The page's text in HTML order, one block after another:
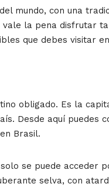
mundo, con una
la pena disfrutar
que debes visitar
obligado. Es la
Desde aquí puedes
Brasil.
se puede acceder
selva, con